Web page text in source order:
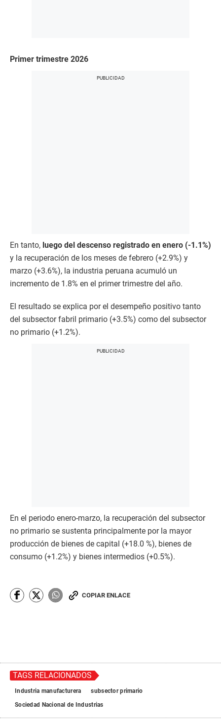
Primer trimestre 2026
En tanto, luego del descenso registrado en enero (-1.1%)
y la recuperación de los meses de febrero (+2.9%) y
marzo (+3.6%), la industria peruana acumuló un
incremento de 1.8% en el primer trimestre del año.
El resultado se explica por el desempeño positivo tanto
del subsector fabril primario (+3.5%) como del subsector
no primario (+1.2%).
En el periodo enero-marzo, la recuperación del subsector
no primario se sustenta principalmente por la mayor
producción de bienes de capital (+18.0 %), bienes de
consumo (+1.2%) y bienes intermedios (+0.5%).
COPIAR ENLACE
TAGS RELACIONADOS
Industria manufacturera
subsector primario
Sociedad Nacional de Industrias